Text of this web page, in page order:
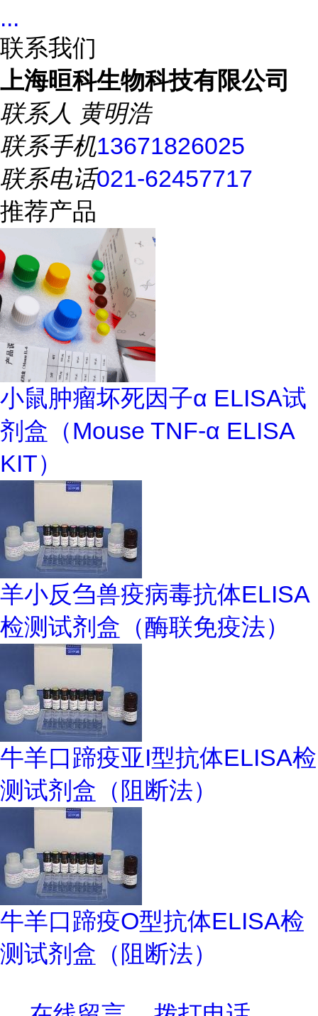
...
联系我们
上海晅科生物科技有限公司
联系人 黄明浩
联系手机13671826025
联系电话021-62457717
推荐产品
小鼠肿瘤坏死因子α ELISA试
剂盒（Mouse TNF-α ELISA
KIT）
羊小反刍兽疫病毒抗体ELISA
检测试剂盒（酶联免疫法）
牛羊口蹄疫亚I型抗体ELISA检
测试剂盒（阻断法）
牛羊口蹄疫O型抗体ELISA检
测试剂盒（阻断法）